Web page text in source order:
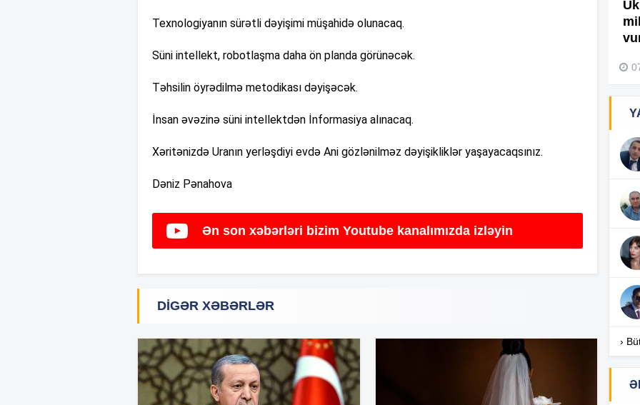
Texnologiyanın sürətli dəyişimi müşahidə olunacaq.
Süni intellekt, robotlaşma daha ön planda görünəcək.
Təhsilin öyrədilmə metodikası dəyişəcək.
İnsan əvəzinə süni intellektdən İnformasiya alınacaq.
Xəritənizdə Uranın yerləşdiyi evdə Ani gözlənilməz dəyişikliklər yaşayacaqsınız.
Dəniz Pənahova
Ən son xəbərləri bizim Youtube kanalımızda izləyin
DIGƏR XƏBƏRLƏR
törədibmiş – Video
04 Avqust 2026, 09:45
›